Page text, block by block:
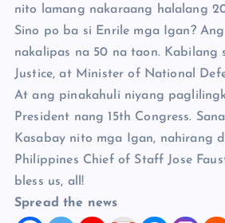
nito lamang nakaraang halalang
Sino po ba si Enrile mga Igan?
nakalipas na 50 na taon. Kabilang
Justice, at Minister of National
At ang pinakahuli niyang
President nang 15th Congress.
Kasabay nito mga Igan, nahirang
Philippines Chief of Staff Jose
bless us, all!
Spread the news